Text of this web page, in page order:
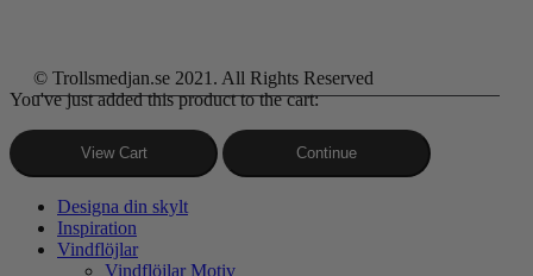
© Trollsmedjan.se 2021. All Rights Reserved
You've just added this product to the cart:
View Cart Continue
Designa din skylt
Inspiration
Vindflöjlar
Vindflöjlar Motiv